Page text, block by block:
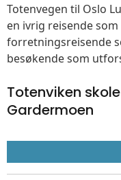
Totenvegen til Oslo
en ivrig reisende
forretningsreisende
besøkende som
Totenviken
Gardermoen